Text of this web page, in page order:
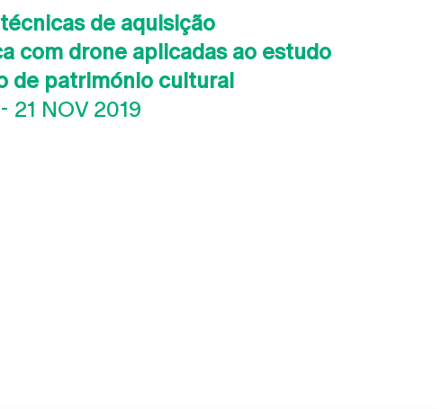
de aquisição
com drone aplicadas ao estudo
de património cultural
- 21 NOV 2019